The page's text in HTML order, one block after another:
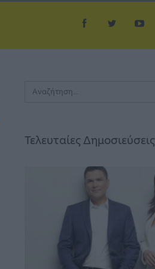
Τελευταίες Δημοσιεύσεις